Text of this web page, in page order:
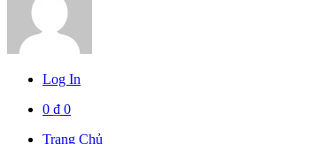
Log In
0 ₫ 0
Trang Chủ